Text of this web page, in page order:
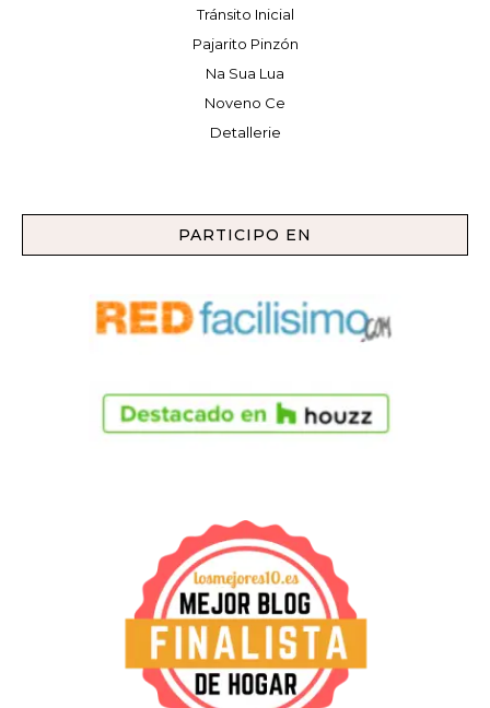
Tránsito Inicial
Pajarito Pinzón
Na Sua Lua
Noveno Ce
Detallerie
PARTICIPO EN